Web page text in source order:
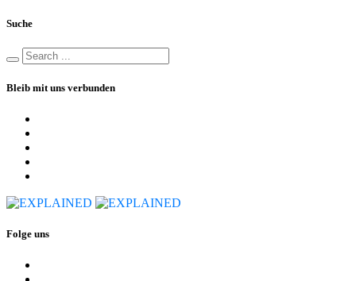
Suche
Bleib mit uns verbunden
Folge uns